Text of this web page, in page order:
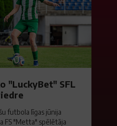
"LuckyBet" SFL
futbola līgas jūnija
FS "Metta" spēlētāja